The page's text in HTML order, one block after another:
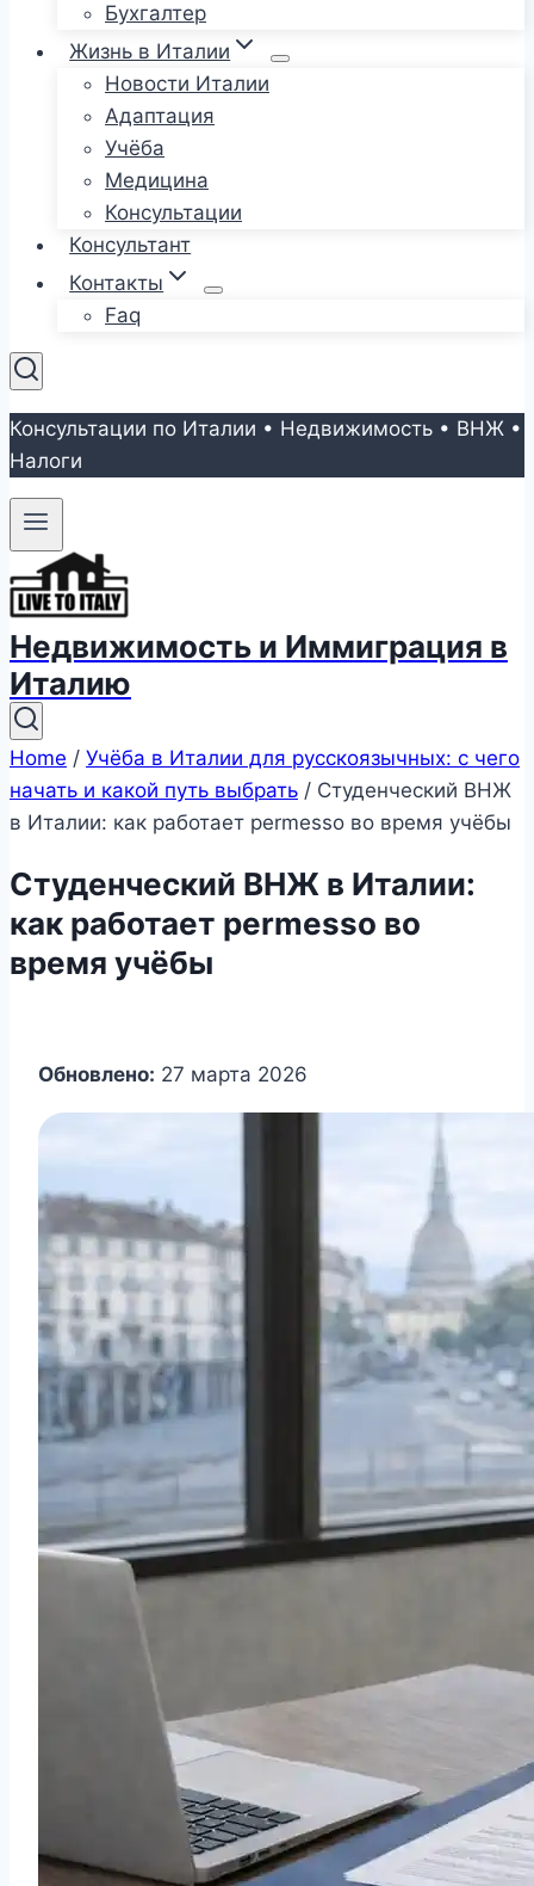
Бухгалтер
Жизнь в Италии
Новости Италии
Адаптация
Учёба
Медицина
Консультации
Консультант
Контакты
Faq
Консультации по Италии • Недвижимость • ВНЖ •
Налоги
Недвижимость и Иммиграция в
Италию
Home / Учёба в Италии для русскоязычных: с чего
начать и какой путь выбрать / Студенческий ВНЖ
в Италии: как работает permesso во время учёбы
Студенческий ВНЖ в Италии:
как работает permesso во
время учёбы
Обновлено: 27 марта 2026